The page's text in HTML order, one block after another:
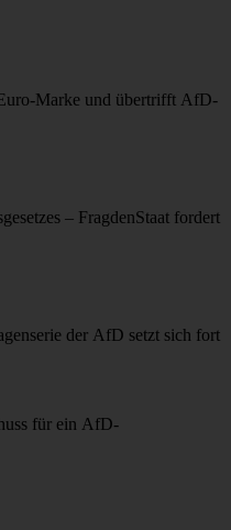
Marke und übertrifft AfD-
– FragdenStaat fordert
der AfD setzt sich fort
für ein AfD-